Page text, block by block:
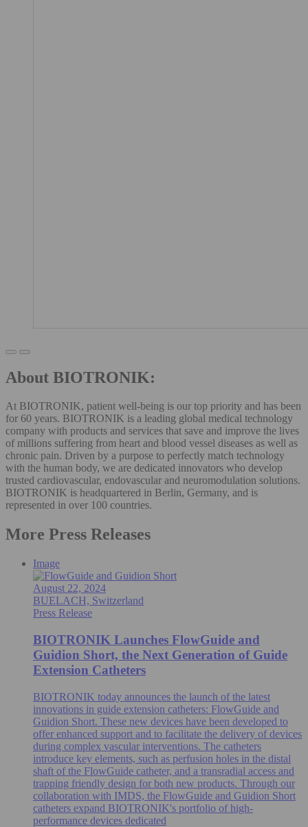
About BIOTRONIK:
At BIOTRONIK, patient well-being is our top priority and has been
for 60 years. BIOTRONIK is a leading global medical technology
company with products and services that save and improve the lives
of millions suffering from heart and blood vessel diseases as well as
chronic pain. Driven by a purpose to perfectly match technology
with the human body, we are dedicated innovators who develop
trusted cardiovascular, endovascular and neuromodulation solutions.
BIOTRONIK is headquartered in Berlin, Germany, and is
represented in over 100 countries.
More Press Releases
Image
August 22, 2024
BUELACH, Switzerland
Press Release
BIOTRONIK Launches FlowGuide and
Guidion Short, the Next Generation of Guide
Extension Catheters
BIOTRONIK today announces the launch of the latest
innovations in guide extension catheters: FlowGuide and
Guidion Short. These new devices have been developed to
offer enhanced support and to facilitate the delivery of devices
during complex vascular interventions. The catheters
introduce key elements, such as perfusion holes in the distal
shaft of the FlowGuide catheter, and a transradial access and
trapping friendly design for both new products. Through our
collaboration with IMDS, the FlowGuide and Guidion Short
catheters expand BIOTRONIK's portfolio of high-
performance devices dedicated